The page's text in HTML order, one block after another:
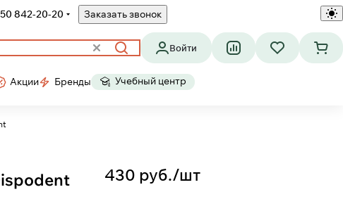
842-20-20 Заказать звонок
Войти
Акции Бренды Учебный центр
430 руб./шт